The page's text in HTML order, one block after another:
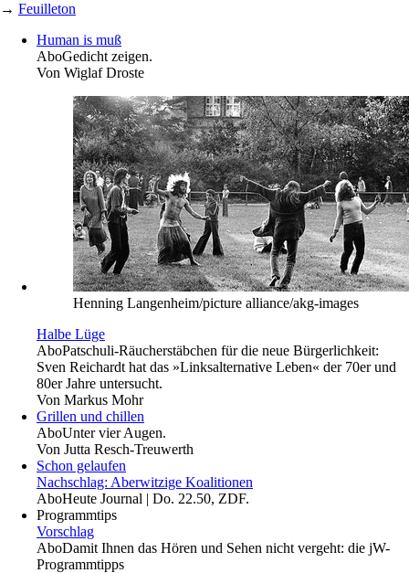
→ Feuilleton
Human is muß
AboGedicht zeigen.
Von Wiglaf Droste
Henning Langenheim/picture alliance/akg-images
Halbe Lüge
AboPatschuli-Räucherstäbchen für die neue Bürgerlichkeit:
Sven Reichardt hat das »Linksalternative Leben« der 70er und
80er Jahre untersucht.
Von Markus Mohr
Grillen und chillen
AboUnter vier Augen.
Von Jutta Resch-Treuwerth
Schon gelaufen
Nachschlag: Aberwitzige Koalitionen
AboHeute Journal | Do. 22.50, ZDF.
Programmtips
Vorschlag
AboDamit Ihnen das Hören und Sehen nicht vergeht: die jW-
Programmtipps